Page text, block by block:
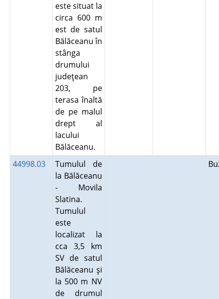
este situat la
circa 600 m
est de satul
Bălăceanu în
stânga
drumului
judeţean
203, pe
terasa înaltă
de pe malul
drept al
lacului
Bălăceanu.
44998.03
Tumulul de
la Bălăceanu
- Movila
Slatina.
Tumulul
este
localizat la
cca 3,5 km
SV de satul
Bălăceanu şi
la 500 m NV
de drumul